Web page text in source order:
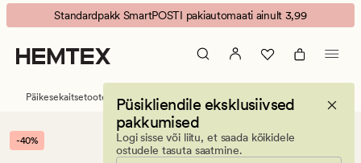
Tim
pimendavad
lamellid
hall
Animated
banner.
Press
ESCAPE
Standardpakk SmartPOSTI pakiautomaati ainult 3,99
Püsikliendile eksklusiivsed
pakkumised
Logi sisse või liitu, et saada kõikidele
ostudele tasuta saatmine.
Päikesekaitsetooted Lamellkardinad
-40%